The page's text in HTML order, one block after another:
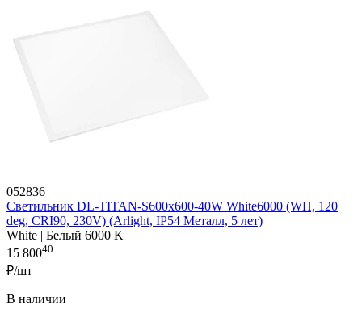
052836
Светильник DL-TITAN-S600x600-40W White6000 (WH, 120
deg, CRI90, 230V) (Arlight, IP54 Металл, 5 лет)
White | Белый 6000 K
15 80040
₽/шт
В наличии